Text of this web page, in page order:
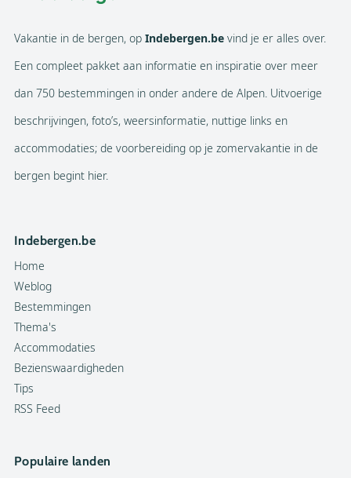
Vakantie in de bergen, op Indebergen.be vind je er alles over.
Een compleet pakket aan informatie en inspiratie over meer
dan 750 bestemmingen in onder andere de Alpen. Uitvoerige
beschrijvingen, foto’s, weersinformatie, nuttige links en
accommodaties; de voorbereiding op je zomervakantie in de
bergen begint hier.
Indebergen.be
Home
Weblog
Bestemmingen
Thema's
Accommodaties
Bezienswaardigheden
Tips
RSS Feed
Populaire landen